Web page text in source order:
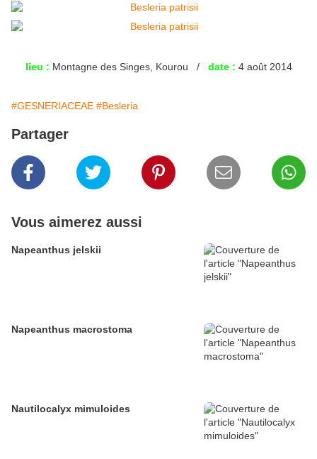
lieu : Montagne des Singes, Kourou / date : 4 août 2014
#GESNERIACEAE #Besleria
Partager
Vous aimerez aussi
Napeanthus jelskii
Napeanthus macrostoma
Nautilocalyx mimuloides